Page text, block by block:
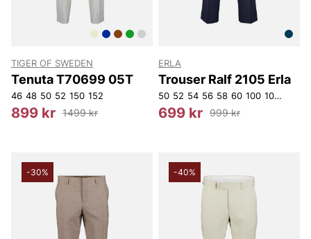
TIGER OF SWEDEN
Tenuta T70699 05T
46 48 50 52 150 152
899 kr 1499 kr
ERLA
Trouser Ralf 2105 Erla
50 52 54 56 58 60 100 104
699 kr 999 kr
-30% -40%